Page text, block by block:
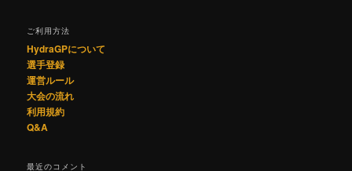
ご利用方法
HydraGPについて
選手登録
運営ルール
大会の流れ
利用規約
Q&A
最近のコメント